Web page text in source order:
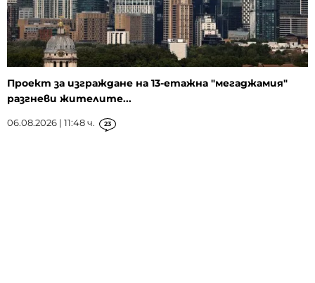
Проект за изграждане на 13-етажна "мегаджамия"
разгневи жителите...
06.08.2026 | 11:48 ч. 23